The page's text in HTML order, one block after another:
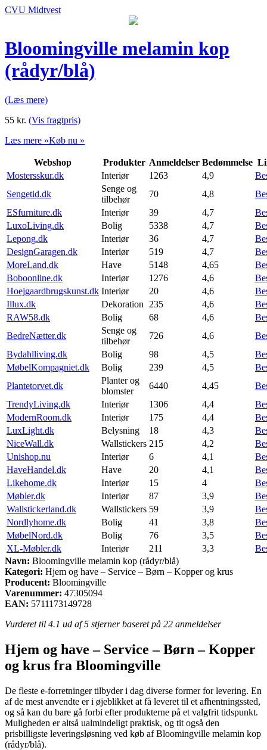
CVU Midtvest
Bloomingville melamin kop
(rådyr/blå)
(Læs mere)
55 kr. (Vis fragtpris)
Læs mere »Køb nu »
Webshop Produkter Anmeldelser Bedømmelse
Mostersskur.dk
Interiør 1263 4,9
Sengetid.dk
Senge og
tilbehør
70 4,8
ESfurniture.dk
Interiør 39 4,7
LuxoLiving.dk
Bolig 5338 4,7
Lepong.dk
Interiør 36 4,7
DesignGaragen.dk
Interiør 519 4,7
MoreLand.dk
Have 5148 4,65
Boboonline.dk
Interiør 1276 4,6
Hoejgaardbrugskunst.dk Interiør 20 4,6
Illux.dk
Dekoration 235 4,6
RAW58.dk
Bolig 68 4,6
BedreNætter.dk
Senge og
tilbehør
726 4,6
Bydahlliving.dk
Bolig 98 4,5
MøbelKompagniet.dk
Bolig 239 4,5
Plantetorvet.dk
Planter og
blomster
6440 4,45
TrendyLiving.dk
Interiør 1306 4,4
ModernRoom.dk
Interiør 175 4,4
LuxLight.dk
Belysning 18 4,3
NiceWall.dk
Wallstickers 215 4,2
Unishop.nu
Interiør 6 4,1
HaveHandel.dk
Have 20 4,1
Likehome.dk
Interiør 15 4
Møbler.dk
Interiør 87 3,9
Wallstickerland.dk
Wallstickers 59 3,9
Nordlyhome.dk
Bolig 41 3,8
MøbelNord.dk
Bolig 76 3,5
XL-Møbler.dk
Interiør 211 3,3
Navn: Bloomingville melamin kop (rådyr/blå)
Kategori: Hjem og have – Service – Børn – Kopper og krus
Producent: Bloomingville
Varenummer: 47305094
EAN: 5711173149728
Vurderet til 4.1 ud af 5 stjerner baseret på 22 anmeldelser
Hjem og have – Service – Børn – Kopper
og krus fra Bloomingville
De fleste e-forretninger tilbyder i dag diverse former for levering. En
af de mest anvendte er i øjeblikket at få leveret til et afhentningssted,
og så kan du bare gå forbi efter produkterne på et valgfrit tidspunkt.
Muligheden er altså ualmindeligt praktisk, og tit også den
prisbilligste leveringsløsning ved køb af Bloomingville melamin kop
(rådyr/blå).